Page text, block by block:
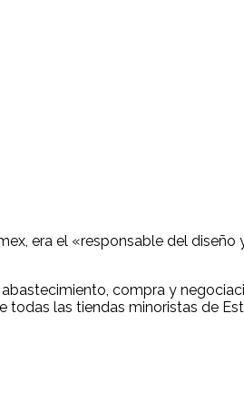
era el «responsable del
compra y
todas las tiendas minoristas de